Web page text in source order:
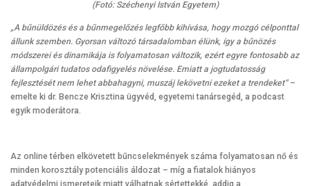
(Fotó: Széchenyi István Egyetem)
„A bűnüldözés és a bűnmegelőzés legfőbb kihívása, hogy mozgó célponttal
állunk szemben. Gyorsan változó társadalomban élünk, így a bűnözés
módszerei és dinamikája is folyamatosan változik, ezért egyre fontosabb az
állampolgári tudatos odafigyelés növelése. Emiatt a jogtudatosság
fejlesztését nem lehet abbahagyni, muszáj lekövetni ezeket a trendeket”–
emelte ki dr. Bencze Krisztina ügyvéd, egyetemi tanársegéd, a podcast
egyik moderátora.
Az online térben elkövetett bűncselekmények száma folyamatosan nő és
minden korosztály potenciális áldozat – míg a fiatalok hiányos
adatvédelmi ismereteik miatt válhatnak sértettekké, addig a